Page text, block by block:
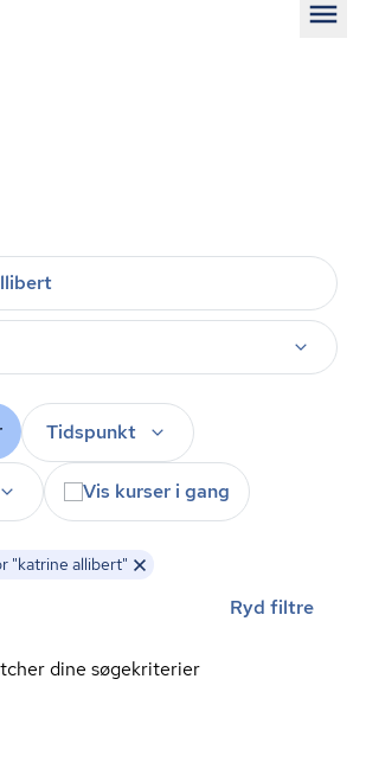
Tidspunkt
Vis kurser i gang
"katrine allibert"
Ryd filtre
dine søgekriterier